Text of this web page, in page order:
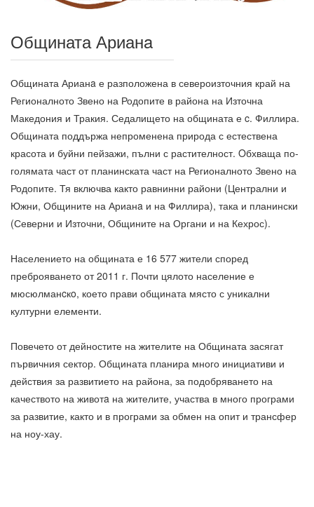
Общината Арианa
Общината Арианa е разположена в североизточния край на
Регионалното Звено на Родопите в района на Източна
Македония и Тракия. Седалището на общината е c. Филлира.
Общината поддържа непроменена природа с естествена
красота и буйни пейзажи, пълни с растителност. Oбхваща по-
голямата част от планинската част на Регионалното Звено на
Родопите. Тя включва както равнинни райони (Централни и
Южни, Общините на Арианa и на Филлира), така и планински
(Северни и Източни, Общините на Органи и на Кехрос).
Населението на общината е 16 577 жители според
преброяването от 2011 г. Почти цялото население е
мюсюлманcкo, което прави общината място с уникални
културни елементи.
Повечето от дейностите на жителите на Общината засягат
първичния сектор. Общината планира много инициативи и
действия за развитието на района, за подобряването на
качеството на животa на жителите, участва в много програми
за развитие, както и в програми за обмен на опит и трансфер
на ноу-хау.